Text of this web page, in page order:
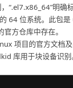
“.el7.x86_64”明确
64 位系统。此包
方仓库中存在。
项目的官方文档
库用于块设备识别